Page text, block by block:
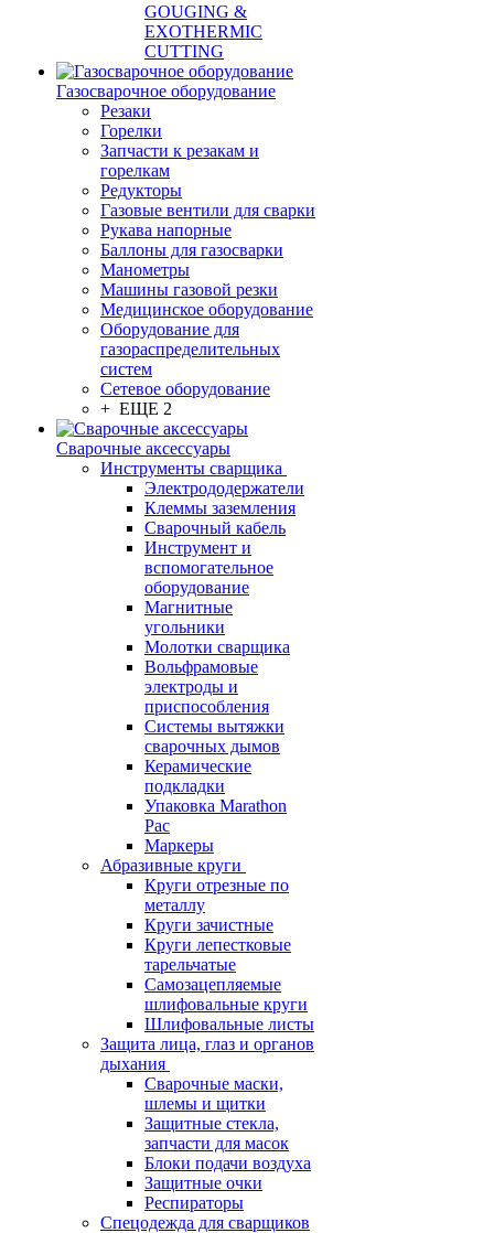
GOUGING &
EXOTHERMIC
CUTTING
Газосварочное оборудование
Резаки
Горелки
Запчасти к резакам и
горелкам
Редукторы
Газовые вентили для сварки
Рукава напорные
Баллоны для газосварки
Манометры
Машины газовой резки
Медицинское оборудование
Оборудование для
газораспределительных
систем
Сетевое оборудование
+ ЕЩЕ 2
Сварочные аксессуары
Инструменты сварщика
Электрододержатели
Клеммы заземления
Сварочный кабель
Инструмент и
вспомогательное
оборудование
Магнитные
угольники
Молотки сварщика
Вольфрамовые
электроды и
приспособления
Системы вытяжки
сварочных дымов
Керамические
подкладки
Упаковка Marathon
Pac
Маркеры
Абразивные круги
Круги отрезные по
металлу
Круги зачистные
Круги лепестковые
тарельчатые
Самозацепляемые
шлифовальные круги
Шлифовальные листы
Защита лица, глаз и органов
дыхания
Сварочные маски,
шлемы и щитки
Защитные стекла,
запчасти для масок
Блоки подачи воздуха
Защитные очки
Респираторы
Спецодежда для сварщиков